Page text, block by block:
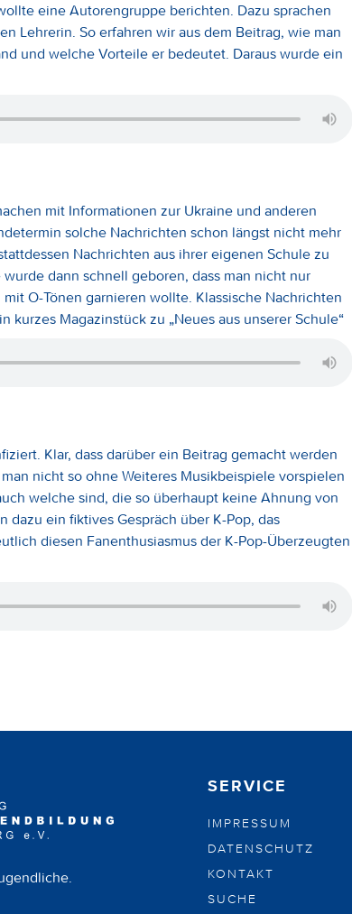
eine Autorengruppe berichten. Dazu sprachen
Lehrerin. So erfahren wir aus dem Beitrag, wie man
und welche Vorteile er bedeutet. Daraus wurde ein
mit Informationen zur Ukraine und anderen
solche Nachrichten schon längst nicht mehr
Nachrichten aus ihrer eigenen Schule zu
dann schnell geboren, dass man nicht nur
O-Tönen garnieren wollte. Klassische Nachrichten
Magazinstück zu „Neues aus unserer Schule“
Klar, dass darüber ein Beitrag gemacht werden
nicht so ohne Weiteres Musikbeispiele vorspielen
welche sind, die so überhaupt keine Ahnung von
ein fiktives Gespräch über K-Pop, das
diesen Fanenthusiasmus der K-Pop-Überzeugten
SERVICE
IMPRESSUM
DATENSCHUTZ
KONTAKT
SUCHE